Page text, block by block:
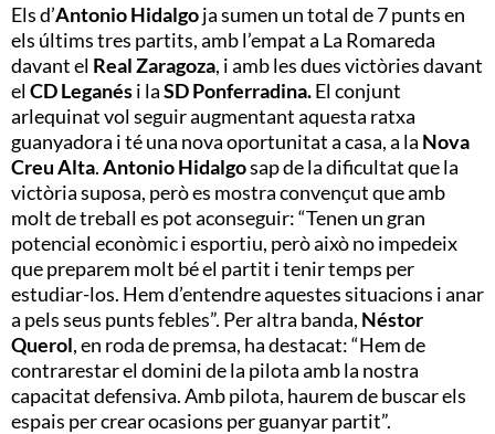
Els d’Antonio Hidalgoja sumen un total de 7 punts en
els últims tres partits, amb l’empat a La Romareda
davant el Real Zaragoza, i amb les dues victòries davant
elCD Leganési laSD Ponferradina.El conjunt
arlequinat vol seguir augmentant aquesta ratxa
guanyadora i té una nova oportunitat a casa, a la Nova
Creu Alta.Antonio Hidalgosap de la dificultat que la
victòria suposa, però es mostra convençut que amb
molt de treball es pot aconseguir: “Tenen un gran
potencial econòmic i esportiu, però això no impedeix
que preparem molt bé el partit i tenir temps per
estudiar-los. Hem d’entendre aquestes situacions i anar
a pels seus punts febles”. Per altra banda, Néstor
Querol, en roda de premsa, ha destacat: “Hem de
contrarestar el domini de la pilota amb la nostra
capacitat defensiva. Amb pilota, haurem de buscar els
espais per crear ocasions per guanyar partit”.